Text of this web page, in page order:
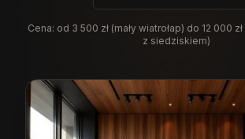
Cena: od 3 500 zł (mały wiatrołap) do 12 000
z siedziskiem)